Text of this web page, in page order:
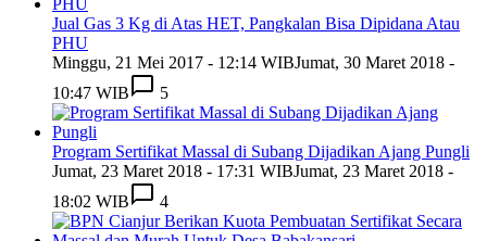
Jual Gas 3 Kg di Atas HET, Pangkalan Bisa Dipidana Atau
PHU
Minggu, 21 Mei 2017 - 12:14 WIBJumat, 30 Maret 2018 -
10:47 WIB
5
Program Sertifikat Massal di Subang Dijadikan Ajang Pungli
Jumat, 23 Maret 2018 - 17:31 WIBJumat, 23 Maret 2018 -
18:02 WIB
4